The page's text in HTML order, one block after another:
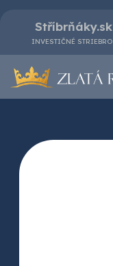
Stříbrňáky.sk
INVESTIČNÉ STRIEBRO